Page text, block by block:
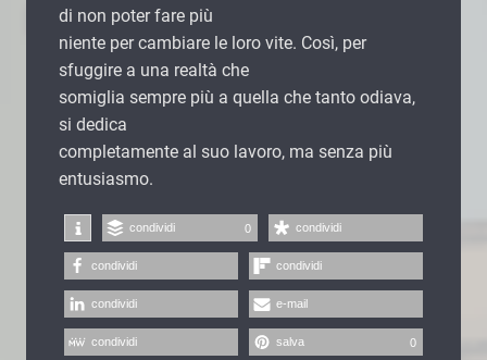
di non poter fare più
niente per cambiare le loro vite. Così, per
sfuggire a una realtà che
somiglia sempre più a quella che tanto odiava,
si dedica
completamente al suo lavoro, ma senza più
entusiasmo.
condividi 0 condividi
condividi condividi
condividi e-mail
condividi salva 0